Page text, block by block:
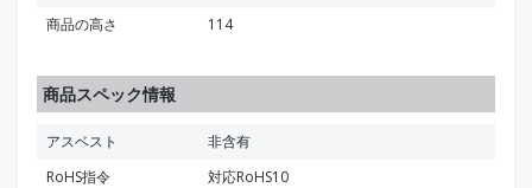
商品の高さ
114
商品スペック情報
アスベスト
非含有
RoHS指令
対応RoHS10